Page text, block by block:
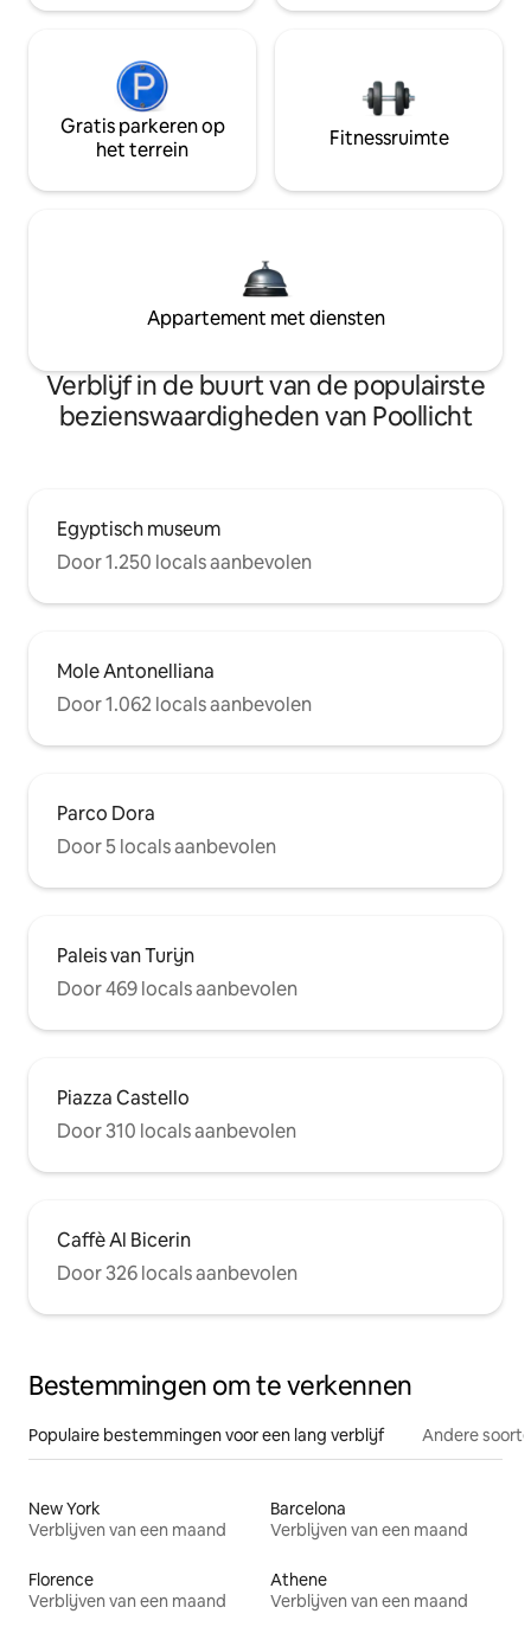
Gratis parkeren op
het terrein
Fitnessruimte
Appartement met diensten
Verblijf in de buurt van de populairste
bezienswaardigheden van Poollicht
Egyptisch museum
Door 1.250 locals aanbevolen
Mole Antonelliana
Door 1.062 locals aanbevolen
Parco Dora
Door 5 locals aanbevolen
Paleis van Turijn
Door 469 locals aanbevolen
Piazza Castello
Door 310 locals aanbevolen
Caffè Al Bicerin
Door 326 locals aanbevolen
Bestemmingen om te verkennen
Populaire bestemmingen voor een lang verblijf Andere
New York
Verblijven van een maand
Barcelona
Verblijven van een maand
Florence
Verblijven van een maand
Athene
Verblijven van een maand